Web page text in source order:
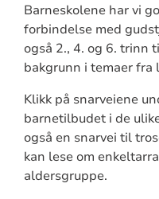
Barneskolene har vi
forbindelse med
også 2., 4. og 6. trinn
bakgrunn i temaer
Klikk på snarveiene
barnetilbudet i de
også en snarvei til
kan lese om
aldersgruppe.